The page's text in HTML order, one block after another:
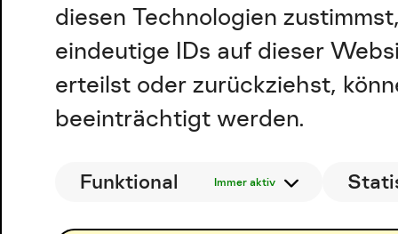
diesen Technologien
eindeutige IDs auf dieser
erteilst oder zurückziehst,
beeinträchtigt werden.
Funktional Immer aktiv